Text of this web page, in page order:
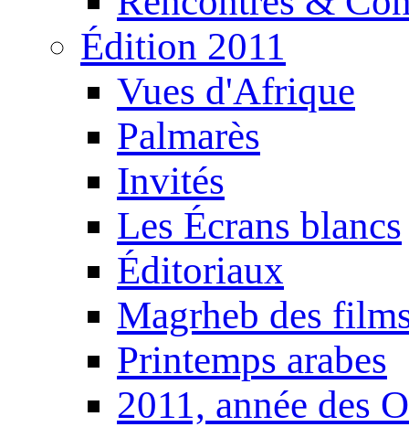
Édition 2011
Vues d'Afrique
Palmarès
Invités
Les Écrans blancs
Éditoriaux
Magrheb des
Printemps arabes
2011, année des